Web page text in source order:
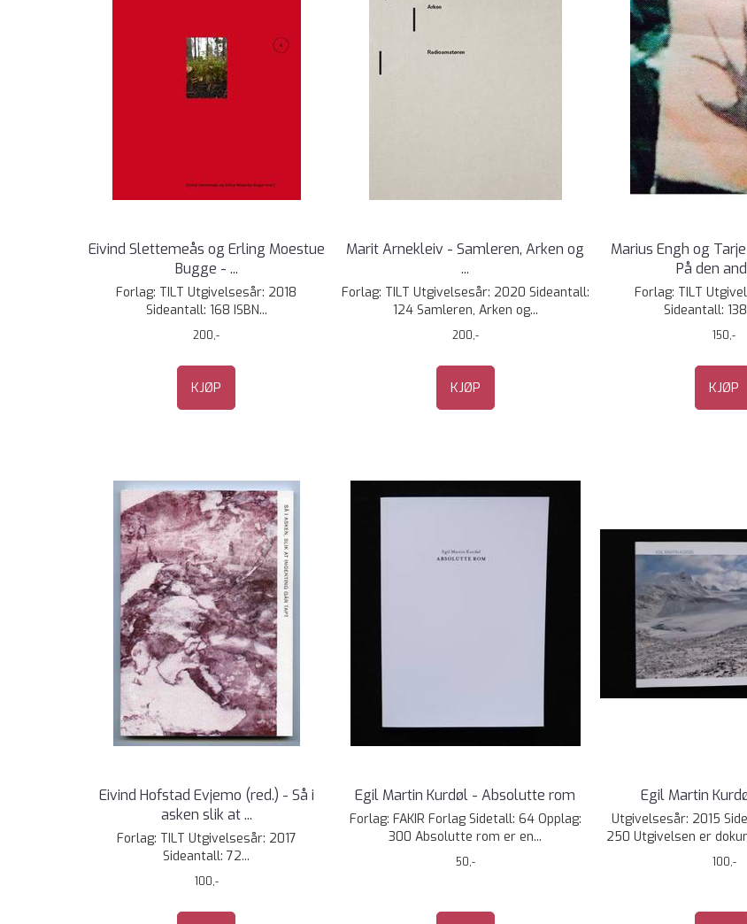
Eivind Slettemeås og Erling Moestue
Bugge - ...
Forlag: TILT Utgivelsesår: 2018
Sideantall: 168 ISBN...
200,-
KJØP
Marit Arnekleiv - Samleren, Arken og
...
Forlag: TILT Utgivelsesår: 2020 Sideantall:
124 Samleren, Arken og...
200,-
KJØP
Marius Engh og
På den
Forlag: TILT
Sideantall: 138
150,-
KJØP
Eivind Hofstad Evjemo (red.) - Så i
asken slik at ...
Forlag: TILT Utgivelsesår: 2017
Sideantall: 72...
100,-
Egil Martin Kurdøl - Absolutte rom
Forlag: FAKIR Forlag Sidetall: 64 Opplag:
300 Absolutte rom er en...
50,-
Egil Martin
Utgivelsesår: 2015
250 Utgivelsen er
100,-